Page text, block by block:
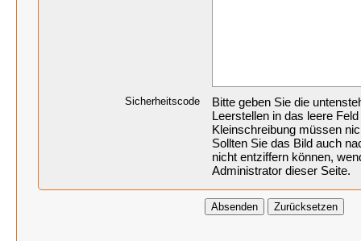
Sicherheitscode
Bitte geben Sie die
Leerstellen in das leere
Kleinschreibung müssen
Sollten Sie das Bild auch
nicht entziffern können,
Administrator dieser Seite.